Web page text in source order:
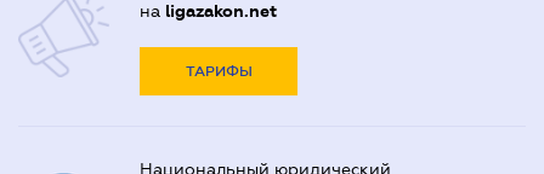
на ligazakon.net
ТАРИФЫ
Национальный юридический